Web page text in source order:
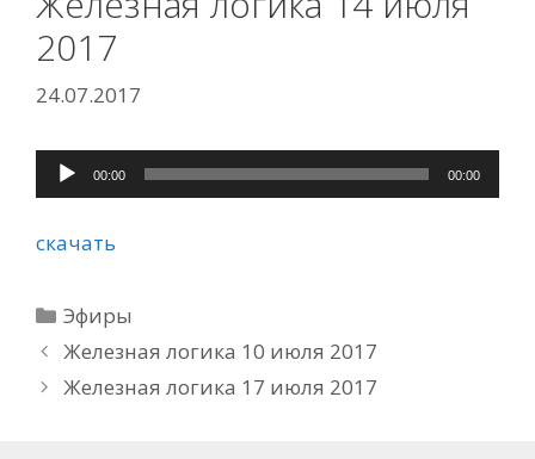
2017
24.07.2017
Аудиоплеер
00:00 00:00
скачать
Рубрики
Эфиры
Железная логика 10 июля 2017
Железная логика 17 июля 2017